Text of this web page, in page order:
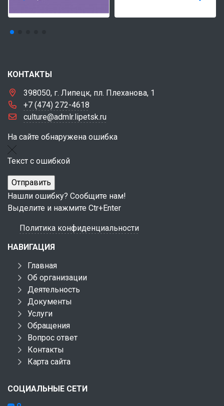
КОНТАКТЫ
398050, г. Липецк, пл. Плеханова, 1
+7 (474) 272-4618
culture@admlr.lipetsk.ru
На сайте обнаружена ошибка
Текст с ошибкой
Нашли ошибку? Сообщите нам!
Выделите и нажмите Ctr+Enter
Политика конфиденциальности
НАВИГАЦИЯ
Главная
Об организации
Деятельность
Документы
Услуги
Обращения
Вопрос ответ
Контакты
Карта сайта
СОЦИАЛЬНЫЕ СЕТИ